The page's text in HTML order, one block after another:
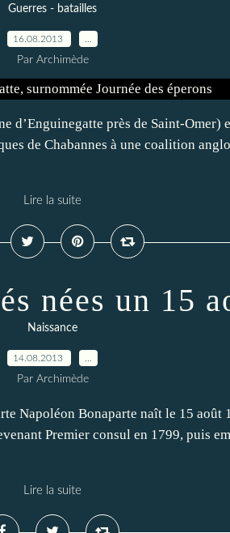
Guerres - batailles
16.08.2013
Par Archimède
d’Enguinegatte près de Saint-Omer)
de Chabannes à une coalition
Lire la suite
nées un 15
Naissance
14.08.2013
Par Archimède
Napoléon Bonaparte naît le 15 août
Premier consul en 1799, puis
Lire la suite